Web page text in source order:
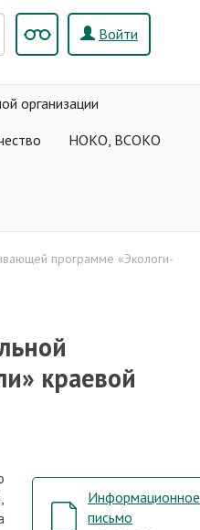
Войти
организации
НОКО, ВСОКО
программе «Экологи-
краевой
Информационное
письмо